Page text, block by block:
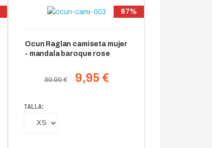
67%
Ocun Raglan camiseta mujer
- mandala baroque rose
30.00 € 9,95 €
TALLA: